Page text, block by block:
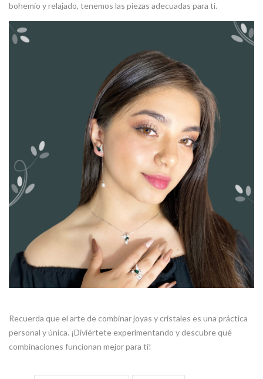
bohemio y relajado, tenemos las piezas adecuadas para ti.
Recuerda que el arte de combinar joyas y cristales es una práctica
personal y única. ¡Diviértete experimentando y descubre qué
combinaciones funcionan mejor para ti!